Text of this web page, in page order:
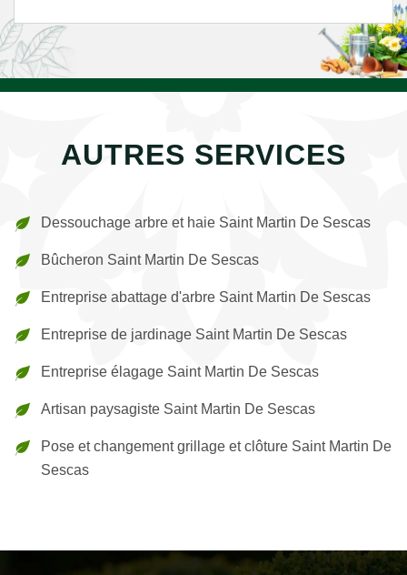
AUTRES SERVICES
Dessouchage arbre et haie Saint Martin De Sescas
Bûcheron Saint Martin De Sescas
Entreprise abattage d'arbre Saint Martin De Sescas
Entreprise de jardinage Saint Martin De Sescas
Entreprise élagage Saint Martin De Sescas
Artisan paysagiste Saint Martin De Sescas
Pose et changement grillage et clôture Saint Martin De
Sescas